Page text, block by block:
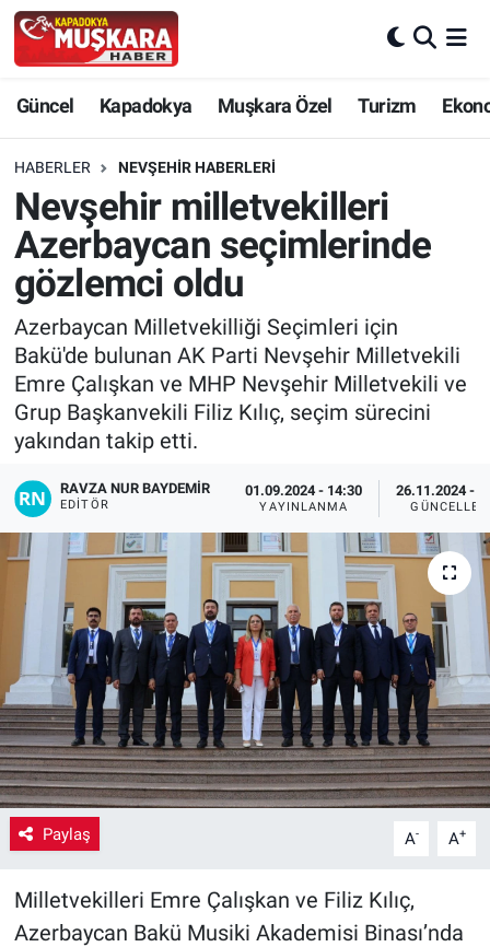
Güncel Kapadokya Muşkara Özel Turizm
HABERLER NEVŞEHIR HABERLERI
Nevşehir milletvekilleri
Azerbaycan seçimlerinde
gözlemci oldu
Azerbaycan Milletvekilliği Seçimleri için
Bakü'de bulunan AK Parti Nevşehir Milletvekili
Emre Çalışkan ve MHP Nevşehir Milletvekili ve
Grup Başkanvekili Filiz Kılıç, seçim sürecini
yakından takip etti.
RAVZA NUR BAYDEMIR
EDITÖR
01.09.2024 - 14:30
YAYINLANMA
26.11.2024 -
Paylaş A- A+
Milletvekilleri Emre Çalışkan ve Filiz Kılıç,
Azerbaycan Bakü Musiki Akademisi Binası’nda
Güncel
SEÇİM
Muşkara Özel
Kapadokya
Turizm
Yaşam
VEFATLAR
Nevşehir Hava Durumu
Nevşehir Trafik Yoğunluk Haritası
Süper Lig Puan Durumu ve Fikstür
Son Dakika Haberleri
Haber Arşivi